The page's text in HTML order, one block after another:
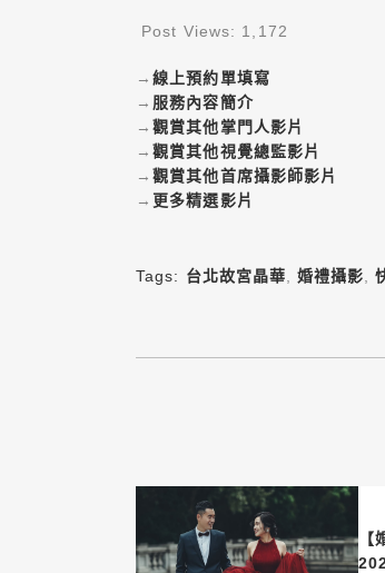
Post Views: 1,172
→線上預約單填寫
→ 服務內容簡介
→觀賞其他掌門人影片
→觀賞其他視覺總監影片
→觀賞其他首席攝影師影片
→ 更多精選影片
Tags: 台北故宮晶華 婚禮攝影 ,